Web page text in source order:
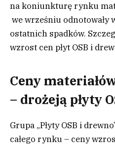
na koniunkturę rynku
we wrześniu odnotowały
ostatnich spadków.
wzrost cen płyt OSB i
Ceny
– drożeją płyty
Grupa „Płyty OSB i
całego rynku – ceny